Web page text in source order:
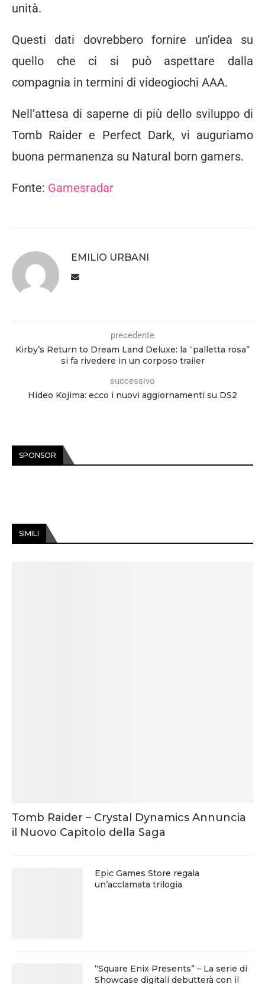
unità.
Questi dati dovrebbero fornire un’idea su
quello che ci si può aspettare dalla
compagnia in termini di videogiochi AAA.
Nell’attesa di saperne di più dello sviluppo di
Tomb Raider e Perfect Dark, vi auguriamo
buona permanenza su Natural born gamers.
Fonte: Gamesradar
EMILIO URBANI
precedente
Kirby’s Return to Dream Land Deluxe: la “palletta rosa”
si fa rivedere in un corposo trailer
successivo
Hideo Kojima: ecco i nuovi aggiornamenti su DS2
SPONSOR
SIMILI
Tomb Raider – Crystal Dynamics Annuncia
il Nuovo Capitolo della Saga
Epic Games Store regala
un’acclamata trilogia
“Square Enix Presents” – La serie di
Showcase digitali debutterà con il